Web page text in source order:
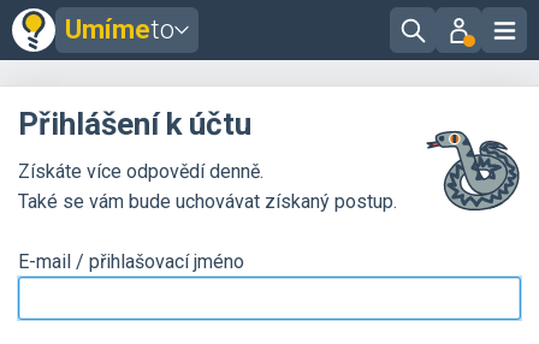
Umímeto
Přihlášení k účtu
Získáte více odpovědí denně.
Také se vám bude uchovávat získaný postup.
E-mail / přihlašovací jméno